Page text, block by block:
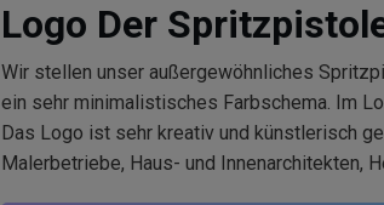
Logo Der
Wir stellen unser außergewöhnliches
ein sehr minimalistisches Farbschema. Im
Das Logo ist sehr kreativ und künstlerisch
Malerbetriebe, Haus- und Innenarchitekten,